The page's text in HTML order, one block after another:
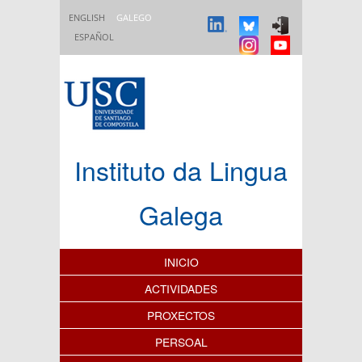
ENGLISH
GALEGO
ESPAÑOL
Instituto da Lingua
Galega
Índice de contidos
INICIO
ACTIVIDADES
PROXECTOS
PERSOAL